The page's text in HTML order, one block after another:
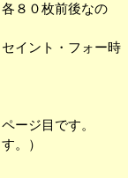
８０枚前後なの
イント・フォー時
ージ目です。
。）